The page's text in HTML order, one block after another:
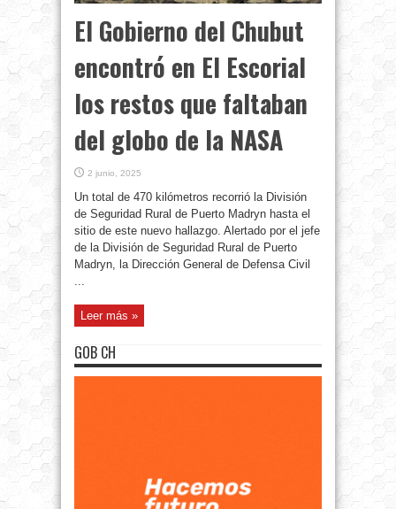
El Gobierno del Chubut
encontró en El Escorial
los restos que faltaban
del globo de la NASA
2 junio, 2025
Un total de 470 kilómetros recorrió la División
de Seguridad Rural de Puerto Madryn hasta el
sitio de este nuevo hallazgo. Alertado por el jefe
de la División de Seguridad Rural de Puerto
Madryn, la Dirección General de Defensa Civil
...
Leer más »
GOB CH